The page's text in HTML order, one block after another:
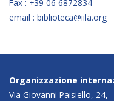
Fax : +39 06 6872834
email : biblioteca@iila.org
Organizzazione
Via Giovanni Paisiello, 24,